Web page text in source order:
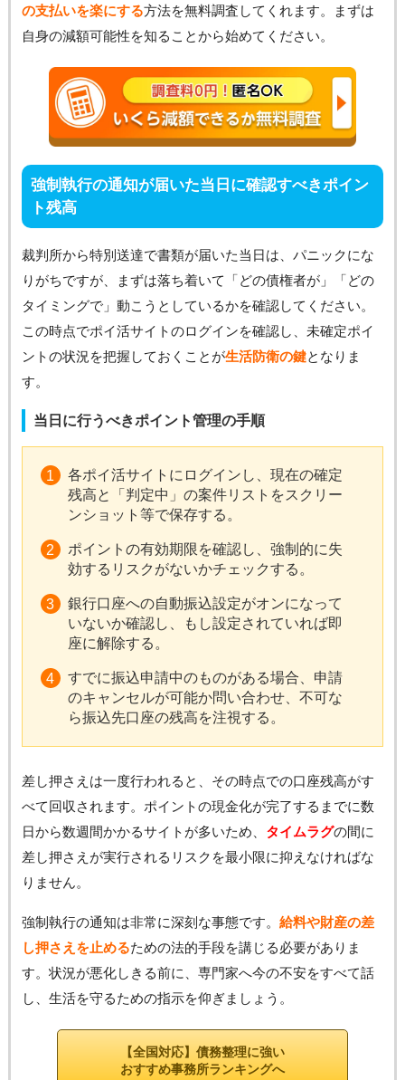
の支払いを楽にする方法を無料調査してくれます。まずは
自身の減額可能性を知ることから始めてください。
強制執行の通知が届いた当日に確認すべきポイン
ト残高
裁判所から特別送達で書類が届いた当日は、パニックにな
りがちですが、まずは落ち着いて「どの債権者が」「どの
タイミングで」動こうとしているかを確認してください。
この時点でポイ活サイトのログインを確認し、未確定ポイ
ントの状況を把握しておくことが生活防衛の鍵となりま
す。
当日に行うべきポイント管理の手順
各ポイ活サイトにログインし、現在の確定
残高と「判定中」の案件リストをスクリー
ンショット等で保存する。
ポイントの有効期限を確認し、強制的に失
効するリスクがないかチェックする。
銀行口座への自動振込設定がオンになって
いないか確認し、もし設定されていれば即
座に解除する。
すでに振込申請中のものがある場合、申請
のキャンセルが可能か問い合わせ、不可な
ら振込先口座の残高を注視する。
差し押さえは一度行われると、その時点での口座残高がす
べて回収されます。ポイントの現金化が完了するまでに数
日から数週間かかるサイトが多いため、 タイムラグの間に
差し押さえが実行されるリスクを最小限に抑えなければな
りません。
強制執行の通知は非常に深刻な事態です。 給料や財産の差
し押さえを止めるための法的手段を講じる必要がありま
す。状況が悪化しきる前に、専門家へ今の不安をすべて話
し、生活を守るための指示を仰ぎましょう。
【全国対応】債務整理に強い
おすすめ事務所ランキングへ